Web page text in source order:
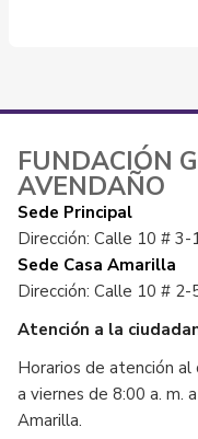
FUNDACIÓN
AVENDAÑO
Sede Principal
Dirección: Calle 10 # 3-
Sede Casa Amarilla
Dirección: Calle 10 # 2-
Atención a la
Horarios de atención
a viernes de 8:00 a. m.
Amarilla.